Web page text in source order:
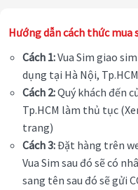
Hướng dẫn cách thức mua
Cách 1:Vua Sim giao
dụng tại Hà Nội,
Cách 2:Quý khách đến
Tp.HCM làm thủ tục
trang)
Cách 3:Đặt hàng trên
Vua Sim sau đó sẽ có
sang tên sau đó sẽ gửi